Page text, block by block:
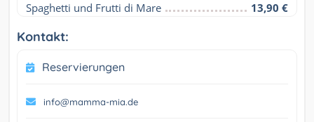
Spaghetti und Frutti di Mare
13,90 €
Kontakt:
Reservierungen
info@mamma-mia.de